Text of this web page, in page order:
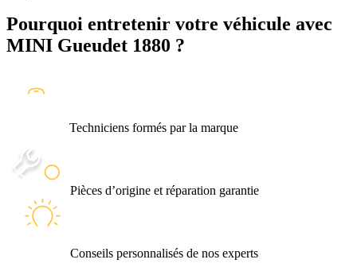
Pourquoi entretenir votre véhicule avec
MINI Gueudet 1880 ?
Techniciens formés par la marque
Pièces d’origine et réparation garantie
Conseils personnalisés de nos experts